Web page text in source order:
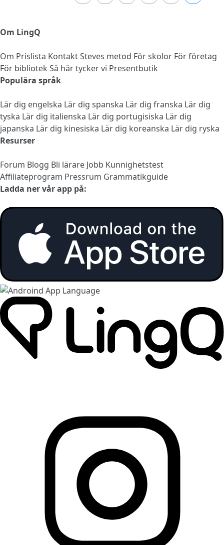
Om LingQ
Om Prislista KontaktSteves metod För skolor För företag
För bibliotek Så här tycker vi Presentbutik
Populära språk
Lär dig engelska Lär dig spanska Lär dig franska Lär dig
tyska Lär dig italienska Lär dig portugisiska Lär dig
japanska Lär dig kinesiska Lär dig koreanska Lär dig ryska
Resurser
Forum Blogg Bli lärare Jobb Kunnighetstest
Affiliateprogram Pressrum Grammatikguide
Ladda ner vår app på: